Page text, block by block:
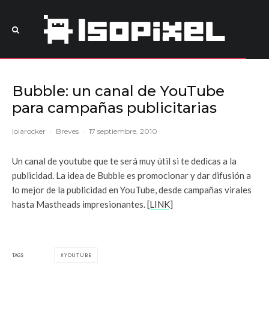
Bubble: un canal de YouTube
para campañas publicitarias
lolarocker · Breves · 17 septiembre, 2010
Un canal de youtube que te será muy útil si te dedicas a la
publicidad. La idea de Bubble es promocionar y dar difusión a
lo mejor de la publicidad en YouTube, desde campañas virales
hasta Mastheads impresionantes. [LINK]
TAGS YOUTUBE